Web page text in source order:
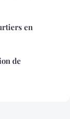
en
de